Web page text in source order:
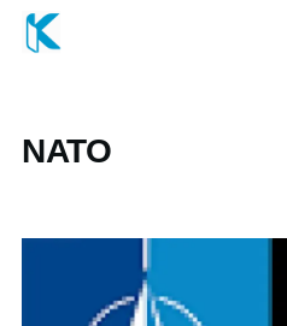
Direkt zum Inhalt
NATO